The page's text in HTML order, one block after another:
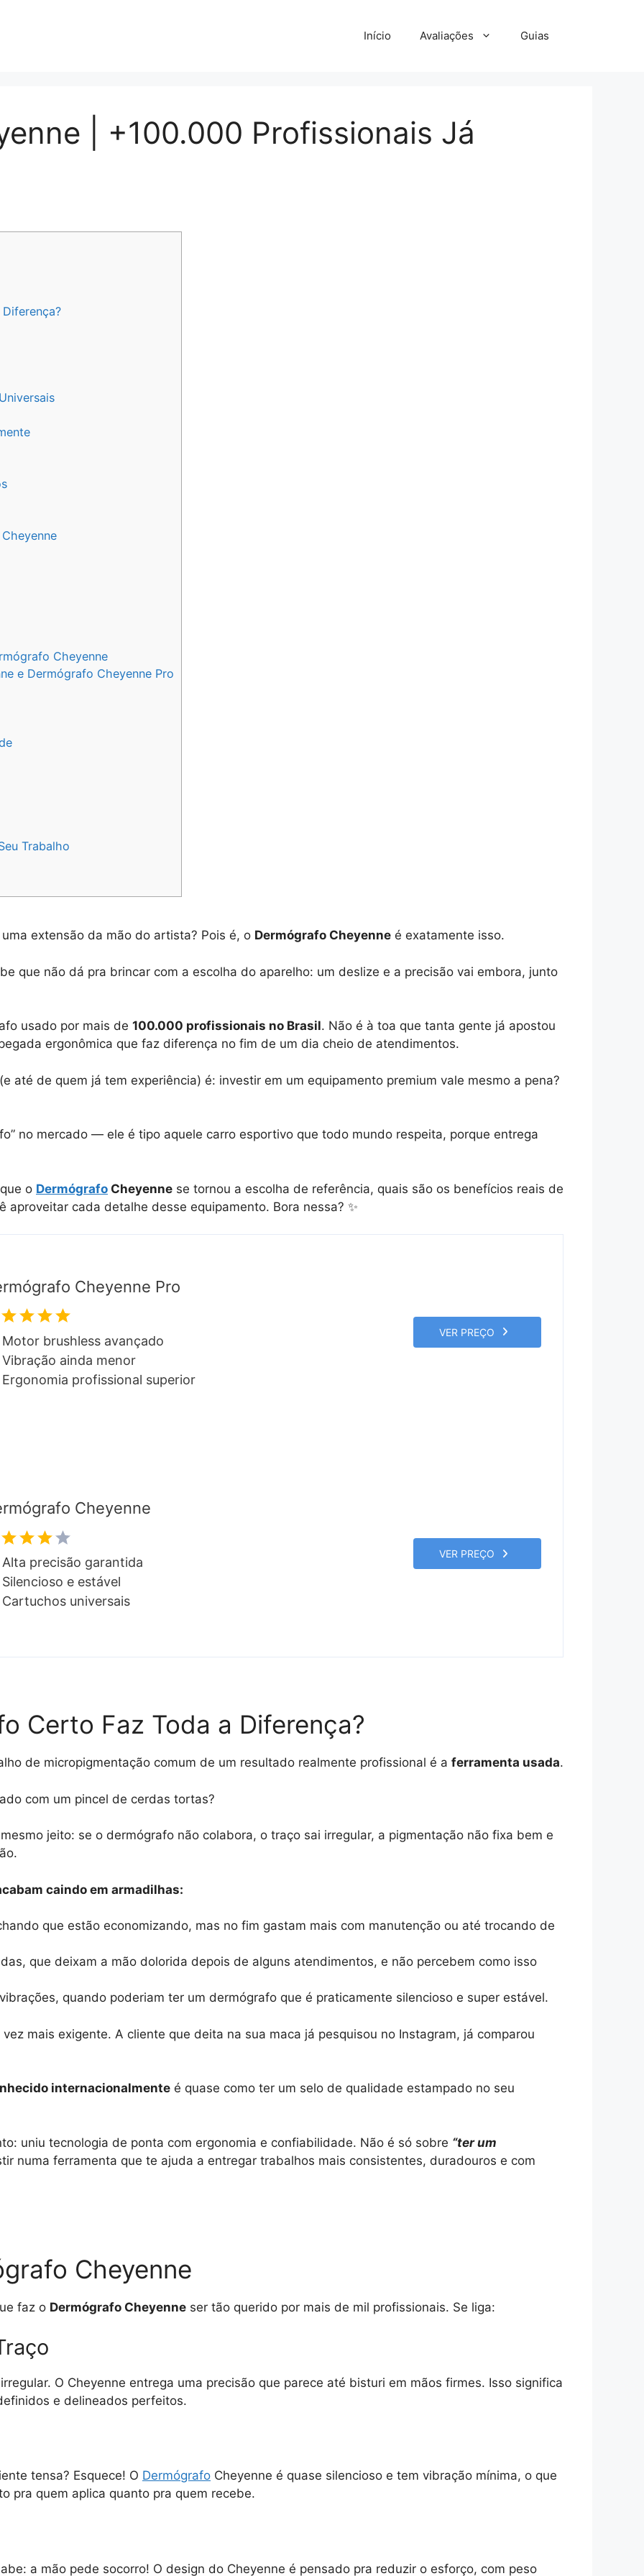
Início Avaliações Guias
| +100.000 Profissionais Já
Cheyenne
e Dermógrafo Cheyenne Pro
Trabalho
extensão da mão do artista? Pois é, o Dermógrafo Cheyenne é exatamente isso.
que não dá pra brincar com a escolha do aparelho: um deslize e a precisão vai embora, junto
usado por mais de 100.000 profissionais no Brasil. Não é à toa que tanta gente já apostou
ergonômica que faz diferença no fim de um dia cheio de atendimentos.
até de quem já tem experiência) é: investir em um equipamento premium vale mesmo a pena?
no mercado — ele é tipo aquele carro esportivo que todo mundo respeita, porque entrega
o Dermógrafo Cheyenne se tornou a escolha de referência, quais são os benefícios reais de
cada detalhe desse equipamento. Bora nessa? ✨
Cheyenne Pro
Motor brushless avançado
Vibração ainda menor
Ergonomia profissional superior
VER PREÇO
Cheyenne
Alta precisão garantida
Silencioso e estável
Cartuchos universais
VER PREÇO
Certo Faz Toda a Diferença?
de micropigmentação comum de um resultado realmente profissional é a ferramenta usada.
com um pincel de cerdas tortas?
jeito: se o dermógrafo não colabora, o traço sai irregular, a pigmentação não fixa bem e
caindo em armadilhas:
que estão economizando, mas no fim gastam mais com manutenção ou até trocando de
que deixam a mão dolorida depois de alguns atendimentos, e não percebem como isso
quando poderiam ter um dermógrafo que é praticamente silencioso e super estável.
mais exigente. A cliente que deita na sua maca já pesquisou no Instagram, já comparou
internacionalmente é quase como ter um selo de qualidade estampado no seu
uniu tecnologia de ponta com ergonomia e confiabilidade. Não é só sobre “ter um
numa ferramenta que te ajuda a entregar trabalhos mais consistentes, duradouros e com
Cheyenne
faz o Dermógrafo Cheyenne ser tão querido por mais de mil profissionais. Se liga:
O Cheyenne entrega uma precisão que parece até bisturi em mãos firmes. Isso significa
e delineados perfeitos.
tensa? Esquece! O Dermógrafo Cheyenne é quase silencioso e tem vibração mínima, o que
pra quem aplica quanto pra quem recebe.
a mão pede socorro! O design do Cheyenne é pensado pra reduzir o esforço, com peso